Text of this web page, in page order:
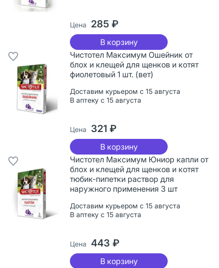
Цена 285 ₽
В корзину
Чистотел Максимум Ошейник от
блох и клещей для щенков и котят
фиолетовый 1 шт. (вет)
Доставим курьером с 15 августа
В аптеку с 15 августа
Цена 321 ₽
В корзину
Чистотел Максимум Юниор капли от
блох и клещей для щенков и котят
тюбик-пипетки раствор для
наружного применения 3 шт
Доставим курьером с 15 августа
В аптеку с 15 августа
Цена 443 ₽
В корзину